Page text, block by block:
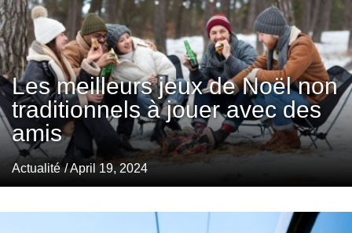
Les meilleurs jeux de Noël non
traditionnels à jouer avec des
amis
Actualité / April 19, 2024